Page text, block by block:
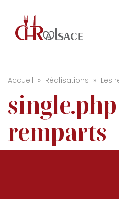
Accueil » Réalisations » Les
remparts